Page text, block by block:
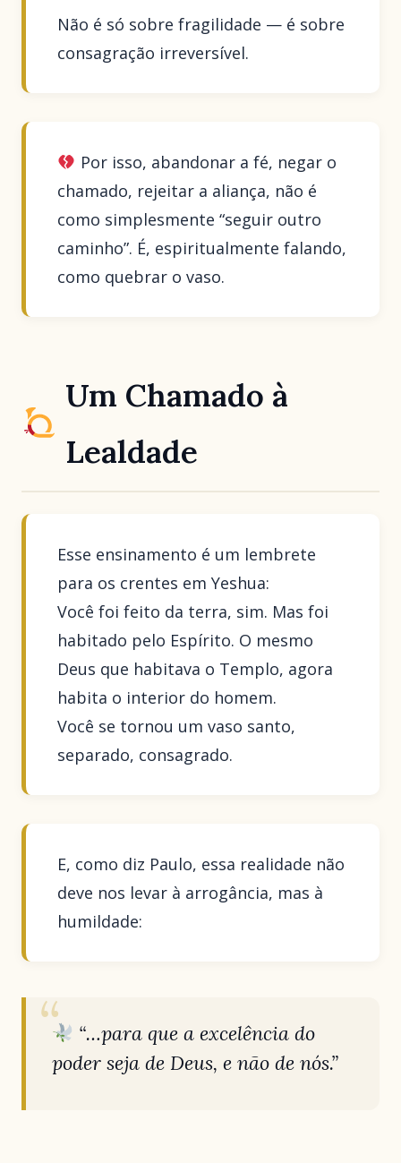
Não é só sobre fragilidade — é sobre
consagração irreversível.
Por isso, abandonar a fé, negar o
chamado, rejeitar a aliança, não é
como simplesmente “seguir outro
caminho”. É, espiritualmente falando,
como quebrar o vaso.
Um Chamado à
Lealdade
Esse ensinamento é um lembrete
para os crentes em Yeshua:
Você foi feito da terra, sim. Mas foi
habitado pelo Espírito. O mesmo
Deus que habitava o Templo, agora
habita o interior do homem.
Você se tornou um vaso santo,
separado, consagrado.
E, como diz Paulo, essa realidade não
deve nos levar à arrogância, mas à
humildade:
“…para que a excelência do
poder seja de Deus, e não de nós.”